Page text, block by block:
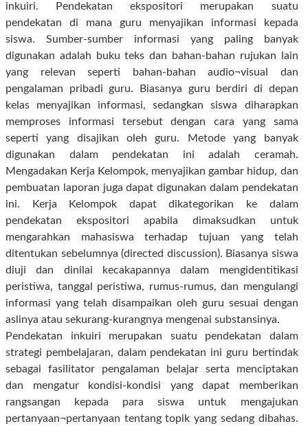
inkuiri. Pendekatan ekspositori merupakan suatu
pendekatan di mana guru menyajikan informasi kepada
siswa. Sumber-sumber informasi yang paling banyak
digunakan adalah buku teks dan bahan-bahan rujukan lain
yang relevan seperti bahan-bahan audio¬visual dan
pengalaman pribadi guru. Biasanya guru berdiri di depan
kelas menyajikan informasi, sedangkan siswa diharapkan
memproses informasi tersebut dengan cara yang sama
seperti yang disajikan oleh guru. Metode yang banyak
digunakan dalam pendekatan ini adalah ceramah.
Mengadakan Kerja Kelompok, menyajikan gambar hidup, dan
pembuatan laporan juga dapat digunakan dalam pendekatan
ini. Kerja Kelompok dapat dikategorikan ke dalam
pendekatan ekspositori apabila dimaksudkan untuk
mengarahkan mahasiswa terhadap tujuan yang telah
ditentukan sebelumnya (directed discussion). Biasanya siswa
diuji dan dinilai kecakapannya dalam mengidentitikasi
peristiwa, tanggal peristiwa, rumus-rumus, dan mengulangi
informasi yang telah disampaikan oleh guru sesuai dengan
aslinya atau sekurang-kurangnya mengenai substansinya.
Pendekatan inkuiri merupakan suatu pendekatan dalam
strategi pembelajaran, dalam pendekatan ini guru bertindak
sebagai fasilitator pengalaman belajar serta menciptakan
dan mengatur kondisi-kondisi yang dapat memberikan
rangsangan kepada para siswa untuk mengajukan
pertanyaan¬pertanyaan tentang topik yang sedang dibahas.